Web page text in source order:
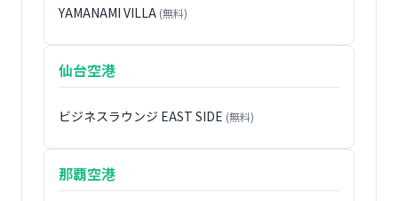
YAMANAMI VILLA (無料)
仙台空港
ビジネスラウンジ EAST SIDE (無料)
那覇空港